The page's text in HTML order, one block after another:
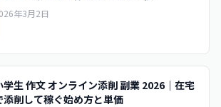
年3月2日
学生 作文 オンライン添削 副業 2026｜在宅
添削して稼ぐ始め方と単価